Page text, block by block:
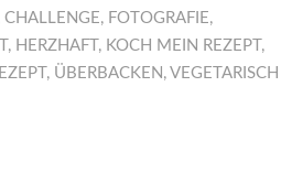
CHALLENGE, FOTOGRAFIE,
, HERZHAFT , KOCH MEIN REZEPT ,
, ÜBERBACKEN , VEGETARISCH